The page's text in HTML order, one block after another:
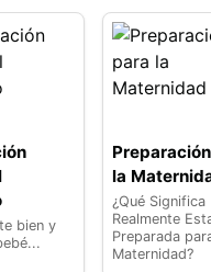
bien y
la
¿Qué Significa
Realmente
Preparada
Maternidad?